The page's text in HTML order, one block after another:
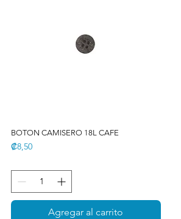
BOTON CAMISERO 18L CAFE
Precio
₡8,50
Agregar al carrito